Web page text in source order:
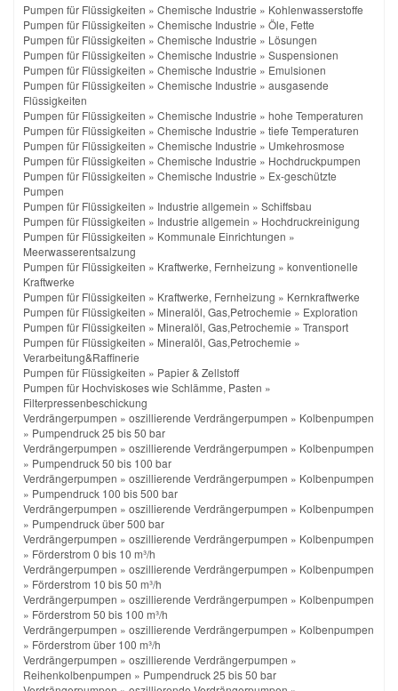
Pumpen für Flüssigkeiten » Chemische Industrie » Kohlenwasserstoffe
Pumpen für Flüssigkeiten » Chemische Industrie » Öle, Fette
Pumpen für Flüssigkeiten » Chemische Industrie » Lösungen
Pumpen für Flüssigkeiten » Chemische Industrie » Suspensionen
Pumpen für Flüssigkeiten » Chemische Industrie » Emulsionen
Pumpen für Flüssigkeiten » Chemische Industrie » ausgasende
Flüssigkeiten
Pumpen für Flüssigkeiten » Chemische Industrie » hohe Temperaturen
Pumpen für Flüssigkeiten » Chemische Industrie » tiefe Temperaturen
Pumpen für Flüssigkeiten » Chemische Industrie » Umkehrosmose
Pumpen für Flüssigkeiten » Chemische Industrie » Hochdruckpumpen
Pumpen für Flüssigkeiten » Chemische Industrie » Ex-geschützte
Pumpen
Pumpen für Flüssigkeiten » Industrie allgemein » Schiffsbau
Pumpen für Flüssigkeiten » Industrie allgemein » Hochdruckreinigung
Pumpen für Flüssigkeiten » Kommunale Einrichtungen »
Meerwasserentsalzung
Pumpen für Flüssigkeiten » Kraftwerke, Fernheizung » konventionelle
Kraftwerke
Pumpen für Flüssigkeiten » Kraftwerke, Fernheizung » Kernkraftwerke
Pumpen für Flüssigkeiten » Mineralöl, Gas,Petrochemie » Exploration
Pumpen für Flüssigkeiten » Mineralöl, Gas,Petrochemie » Transport
Pumpen für Flüssigkeiten » Mineralöl, Gas,Petrochemie »
Verarbeitung&Raffinerie
Pumpen für Flüssigkeiten » Papier & Zellstoff
Pumpen für Hochviskoses wie Schlämme, Pasten »
Filterpressenbeschickung
Verdrängerpumpen » oszillierende Verdrängerpumpen » Kolbenpumpen
» Pumpendruck 25 bis 50 bar
Verdrängerpumpen » oszillierende Verdrängerpumpen » Kolbenpumpen
» Pumpendruck 50 bis 100 bar
Verdrängerpumpen » oszillierende Verdrängerpumpen » Kolbenpumpen
» Pumpendruck 100 bis 500 bar
Verdrängerpumpen » oszillierende Verdrängerpumpen » Kolbenpumpen
» Pumpendruck über 500 bar
Verdrängerpumpen » oszillierende Verdrängerpumpen » Kolbenpumpen
» Förderstrom 0 bis 10 m³/h
Verdrängerpumpen » oszillierende Verdrängerpumpen » Kolbenpumpen
» Förderstrom 10 bis 50 m³/h
Verdrängerpumpen » oszillierende Verdrängerpumpen » Kolbenpumpen
» Förderstrom 50 bis 100 m³/h
Verdrängerpumpen » oszillierende Verdrängerpumpen » Kolbenpumpen
» Förderstrom über 100 m³/h
Verdrängerpumpen » oszillierende Verdrängerpumpen »
Reihenkolbenpumpen » Pumpendruck 25 bis 50 bar